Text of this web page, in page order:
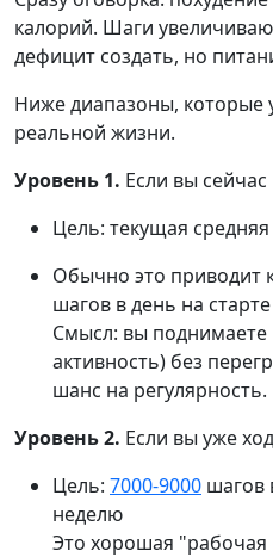
калорий. Шаги
дефицит создать, но
Ниже диапазоны, которые
реальной жизни.
Уровень 1. Если вы
Цель: текущая средняя
Обычно это приводит
шагов в день на старте
Смысл: вы поднимаете
активность) без
шанс на регулярность.
Уровень 2. Если вы уже
Цель: 7000-9000 шагов
неделю
Это хорошая "рабочая